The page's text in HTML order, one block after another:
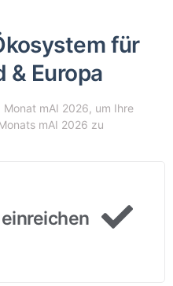
für
& Europa
Monat mAI 2026, um Ihre
mAI 2026 zu